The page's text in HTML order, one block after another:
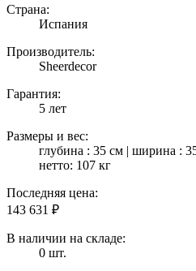
Страна:
Испания
Производитель:
Sheerdecor
Гарантия:
5 лет
Размеры и вес:
глубина : 35 см | ширина :
нетто: 107 кг
Последняя цена:
143 631 ₽
В наличии на складе:
0 шт.